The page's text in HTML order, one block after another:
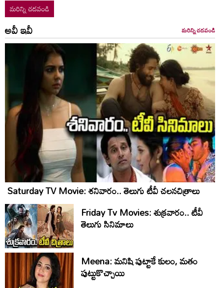
మరిన్ని చదవండి
అవీ ఇవీ మరిన్ని చదవండి
Saturday TV Movie: శ‌నివారం.. తెలుగు టీవీ చ‌ల‌న‌చిత్రాలు
Friday Tv Movies: శుక్ర‌వారం.. టీవీ
తెలుగు సినిమాలు
Meena: మనిషి పుట్టాకే కులం, మతం
పుట్టుకొచ్చాయి